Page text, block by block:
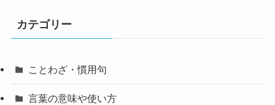
カテゴリー
ことわざ・慣用句
言葉の意味や使い方